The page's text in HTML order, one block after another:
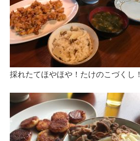
採れたてほやほや！たけのこづくし！